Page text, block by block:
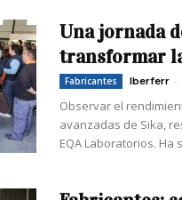
Una jornada
transformar
Fabricantes Iberferr -
Observar el
avanzadas de Sika,
EQA Laboratorios. Ha